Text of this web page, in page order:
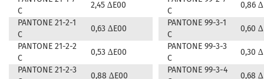
C
2,45 ∆E00
C
0,86
PANTONE 21-2-1
C
0,63 ∆E00
PANTONE 99-3-1
C
0,60
PANTONE 21-2-2
C
0,53 ∆E00
PANTONE 99-3-3
C
0,30
PANTONE 21-2-3
0,88 ∆E00
PANTONE 99-3-4
0,68